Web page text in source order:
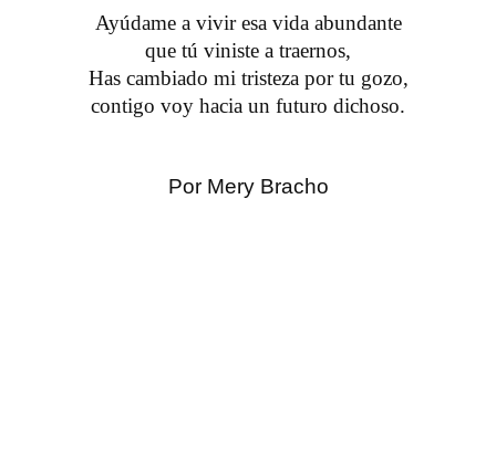
Ayúdame a vivir esa vida abundante
que tú viniste a traernos,
Has cambiado mi tristeza por tu gozo,
contigo voy hacia un futuro dichoso.
Por Mery Bracho